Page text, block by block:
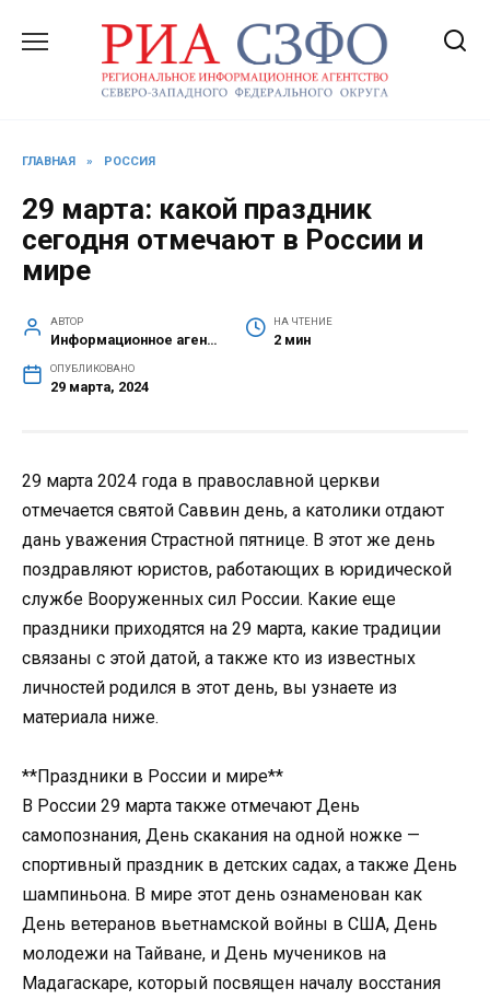
содержанию
ГЛАВНАЯ » РОССИЯ
29 марта: какой праздник
сегодня отмечают в России и
мире
АВТОР
Информационное агентство СЗФО
НА ЧТЕНИЕ
2 мин
ОПУБЛИКОВАНО
29 марта, 2024
29 марта 2024 года в православной церкви
отмечается святой Саввин день, а католики отдают
дань уважения Страстной пятнице. В этот же день
поздравляют юристов, работающих в юридической
службе Вооруженных сил России. Какие еще
праздники приходятся на 29 марта, какие традиции
связаны с этой датой, а также кто из известных
личностей родился в этот день, вы узнаете из
материала ниже.
**Праздники в России и мире**
В России 29 марта также отмечают День
самопознания, День скакания на одной ножке —
спортивный праздник в детских садах, а также День
шампиньона. В мире этот день ознаменован как
День ветеранов вьетнамской войны в США, День
молодежи на Тайване, и День мучеников на
Мадагаскаре, который посвящен началу восстания